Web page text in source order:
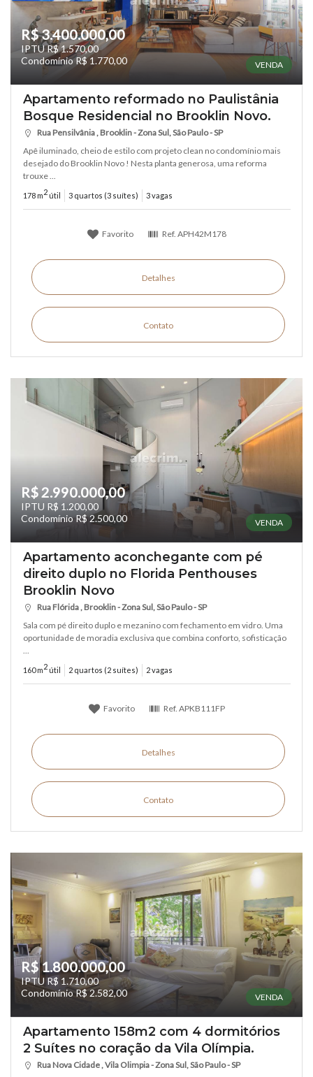
R$ 3.400.000,00
IPTU R$ 1.570,00
Condomínio R$ 1.770,00
VENDA
Apartamento reformado no Paulistânia
Bosque Residencial no Brooklin Novo.
Rua Pensilvânia , Brooklin - Zona Sul, São Paulo - SP
Apê iluminado, cheio de estilo com projeto clean no condomínio mais
desejado do Brooklin Novo ! Nesta planta generosa, uma reforma
trouxe ...
178 m2 útil 3 quartos (3 suítes) 3 vagas
Favorito Ref. APH42M178
Detalhes
Contato
R$ 2.990.000,00
IPTU R$ 1.200,00
Condomínio R$ 2.500,00
VENDA
Apartamento aconchegante com pé
direito duplo no Florida Penthouses
Brooklin Novo
Rua Flórida , Brooklin - Zona Sul, São Paulo - SP
Sala com pé direito duplo e mezanino com fechamento em vidro. Uma
oportunidade de moradia exclusiva que combina conforto, sofisticação
...
160 m2 útil 2 quartos (2 suítes) 2 vagas
Favorito Ref. APKB111FP
Detalhes
Contato
R$ 1.800.000,00
IPTU R$ 1.710,00
Condomínio R$ 2.582,00
VENDA
Apartamento 158m2 com 4 dormitórios
2 Suítes no coração da Vila Olímpia.
Rua Nova Cidade , Vila Olimpia - Zona Sul, São Paulo - SP